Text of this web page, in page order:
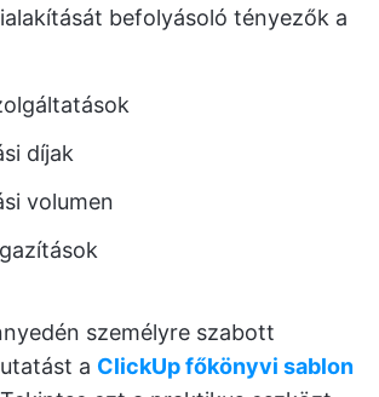
befolyásoló tényezők a
díjak
volumen
személyre szabott
a ClickUp főkönyvi sablon